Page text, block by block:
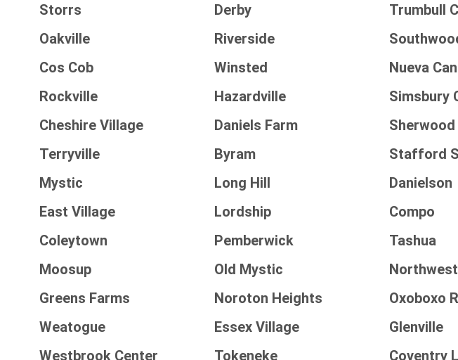
Storrs
Derby Trumbull
Oakville
Riverside
Cos Cob
Winsted Nueva
Rockville
Hazardville Simsbury
Cheshire Village
Daniels Farm
Terryville
Byram Stafford
Mystic
Long Hill Danielson
East Village
Lordship Compo
Coleytown
Pemberwick Tashua
Moosup
Old Mystic
Greens Farms
Noroton Heights Oxoboxo
Weatogue
Essex Village Glenville
Westbrook Center
Tokeneke Coventry